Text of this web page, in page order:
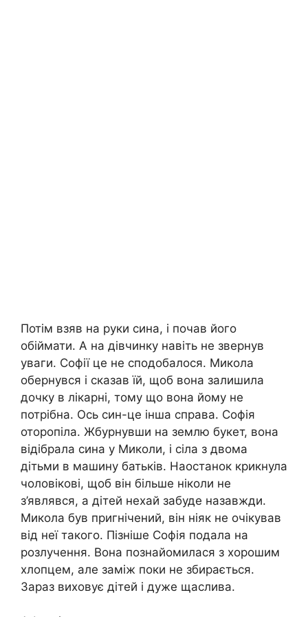
Потім взяв на руки сина, і почав його
обіймати. А на дівчинку навіть не звернув
уваги. Софії це не сподобалося. Микола
обернувся і сказав їй, щоб вона залишила
дочку в лікарні, тому що вона йому не
потрібна. Ось син-це інша справа. Софія
оторопіла. Жбурнувши на землю букет, вона
відібрала сина у Миколи, і сіла з двома
дітьми в машину батьків. Наостанок крикнула
чоловікові, щоб він більше ніколи не
з’являвся, а дітей нехай забуде назавжди.
Микола був пригнічений, він ніяк не очікував
від неї такого. Пізніше Софія подала на
розлучення. Вона познайомилася з хорошим
хлопцем, але заміж поки не збирається.
Зараз виховує дітей і дуже щаслива.